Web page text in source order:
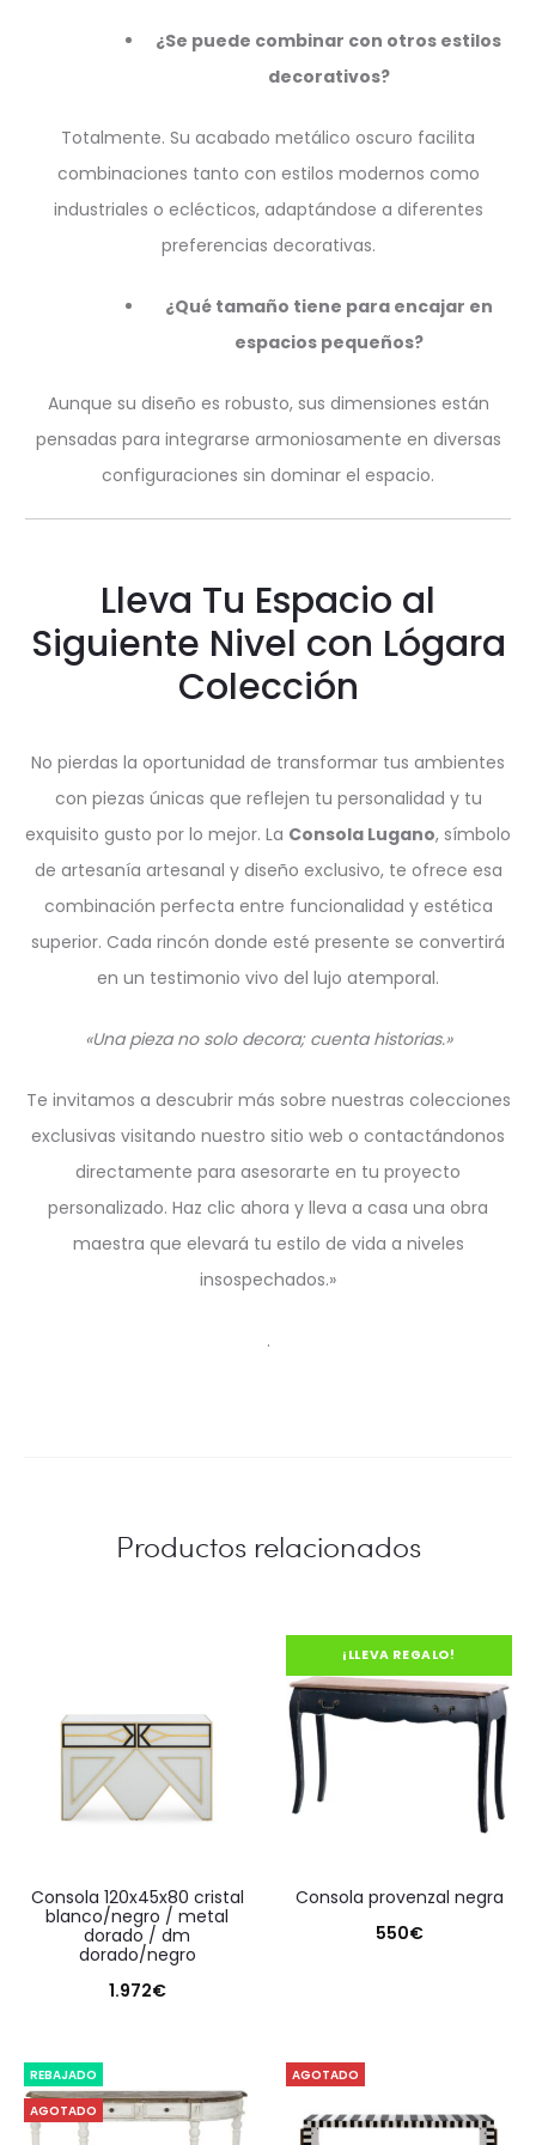
¿Se puede combinar con otros estilos
decorativos?
Totalmente. Su acabado metálico oscuro facilita
combinaciones tanto con estilos modernos como
industriales o eclécticos, adaptándose a diferentes
preferencias decorativas.
¿Qué tamaño tiene para encajar en
espacios pequeños?
Aunque su diseño es robusto, sus dimensiones están
pensadas para integrarse armoniosamente en diversas
configuraciones sin dominar el espacio.
Lleva Tu Espacio al
Siguiente Nivel con Lógara
Colección
No pierdas la oportunidad de transformar tus ambientes
con piezas únicas que reflejen tu personalidad y tu
exquisito gusto por lo mejor. La Consola Lugano, símbolo
de artesanía artesanal y diseño exclusivo, te ofrece esa
combinación perfecta entre funcionalidad y estética
superior. Cada rincón donde esté presente se convertirá
en un testimonio vivo del lujo atemporal.
«Una pieza no solo decora; cuenta historias.»
Te invitamos a descubrir más sobre nuestras colecciones
exclusivas visitando nuestro sitio web o contactándonos
directamente para asesorarte en tu proyecto
personalizado. Haz clic ahora y lleva a casa una obra
maestra que elevará tu estilo de vida a niveles
insospechados.»
.
Productos relacionados
consola 120x45x80 cristal
blanco/negro / metal
dorado / dm
dorado/negro
1.972€
¡LLEVA REGALO!
consola provenzal negra
550€
REBAJADO
AGOTADO
AGOTADO